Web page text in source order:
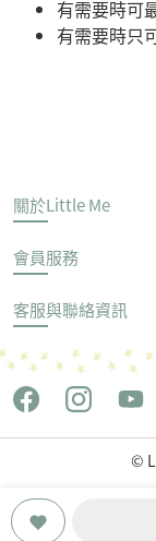
有需要時可
有需要時只
關於Little Me
會員服務
客服與聯絡資訊
©
Copyright © 世